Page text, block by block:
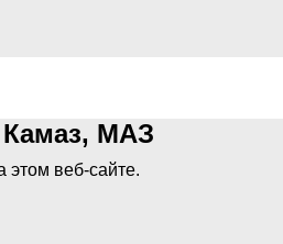
этом веб-сайте.
Камаз, МАЗ